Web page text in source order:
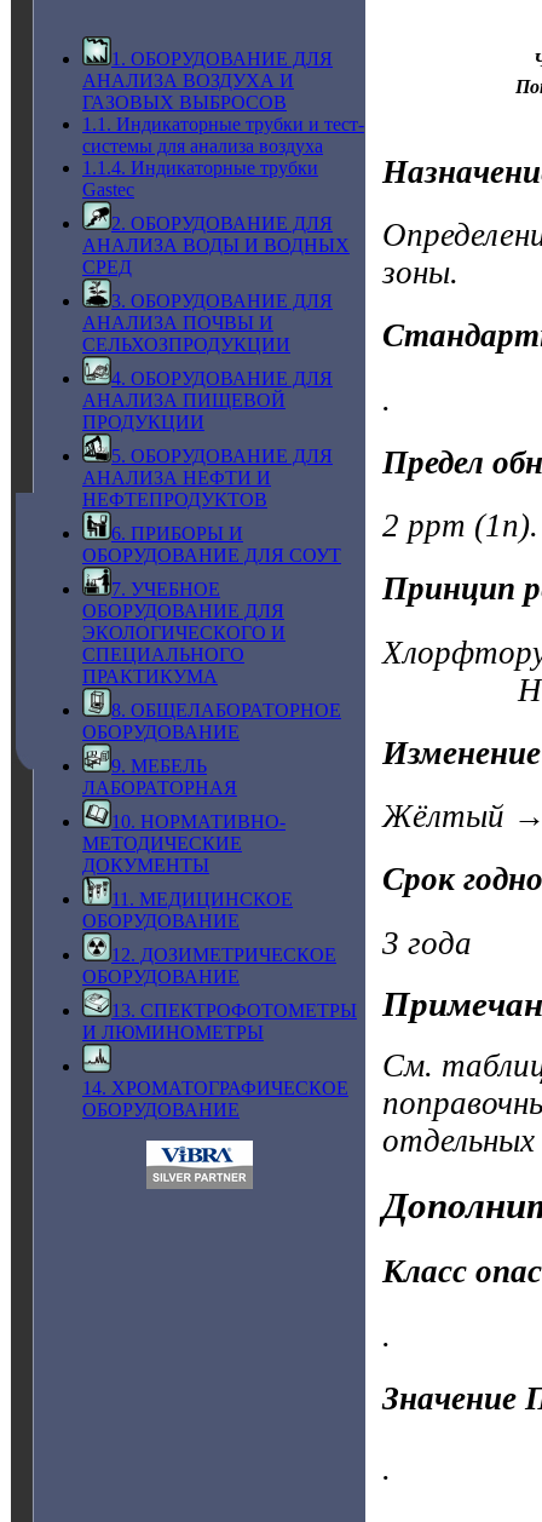
1. ОБОРУДОВАНИЕ ДЛЯ
АНАЛИЗА ВОЗДУХА И
ГАЗОВЫХ ВЫБРОСОВ
1.1. Индикаторные трубки и тест-
системы для анализа воздуха
1.1.4. Индикаторные трубки
Gastec
2. ОБОРУДОВАНИЕ ДЛЯ
АНАЛИЗА ВОДЫ И ВОДНЫХ
СРЕД
3. ОБОРУДОВАНИЕ ДЛЯ
АНАЛИЗА ПОЧВЫ И
СЕЛЬХОЗПРОДУКЦИИ
4. ОБОРУДОВАНИЕ ДЛЯ
АНАЛИЗА ПИЩЕВОЙ
ПРОДУКЦИИ
5. ОБОРУДОВАНИЕ ДЛЯ
АНАЛИЗА НЕФТИ И
НЕФТЕПРОДУКТОВ
6. ПРИБОРЫ И
ОБОРУДОВАНИЕ ДЛЯ СОУТ
7. УЧЕБНОЕ
ОБОРУДОВАНИЕ ДЛЯ
ЭКОЛОГИЧЕСКОГО И
СПЕЦИАЛЬНОГО
ПРАКТИКУМА
8. ОБЩЕЛАБОРАТОРНОЕ
ОБОРУДОВАНИЕ
9. МЕБЕЛЬ
ЛАБОРАТОРНАЯ
10. НОРМАТИВНО-
МЕТОДИЧЕСКИЕ
ДОКУМЕНТЫ
11. МЕДИЦИНСКОЕ
ОБОРУДОВАНИЕ
12. ДОЗИМЕТРИЧЕСКОЕ
ОБОРУДОВАНИЕ
13. СПЕКТРОФОТОМЕТРЫ
И ЛЮМИНОМЕТРЫ
14. ХРОМАТОГРАФИЧЕСКОЕ
ОБОРУДОВАНИЕ
зоны.
.
Предел
2 ppm (1n).
Принцип
HCl +
Жёлтый →
Срок
3 года
См.
отдельных
Класс
.
Значение
.